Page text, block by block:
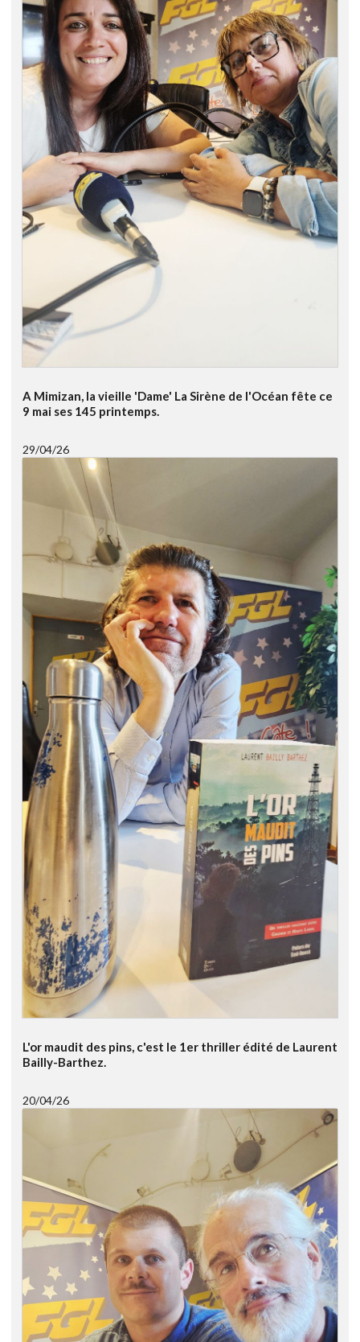
A Mimizan, la vieille 'Dame' La Sirène de l'Océan fête ce
9 mai ses 145 printemps.
29/04/26
L'or maudit des pins, c'est le 1er thriller édité de Laurent
Bailly-Barthez.
20/04/26